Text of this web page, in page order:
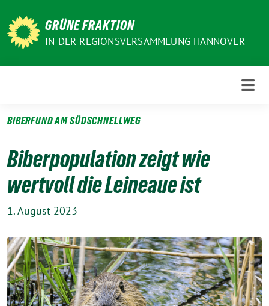
zum
Inhalt
GRÜNE FRAKTION
IN DER REGIONSVERSAMMLUNG HANNOVER
BIBERFUND AM SÜDSCHNELLWEG
Biberpopulation zeigt wie
wertvoll die Leineaue ist
1. August 2023